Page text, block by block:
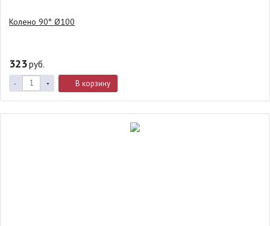
Колено 90° Ø100
323руб.
- + В корзину